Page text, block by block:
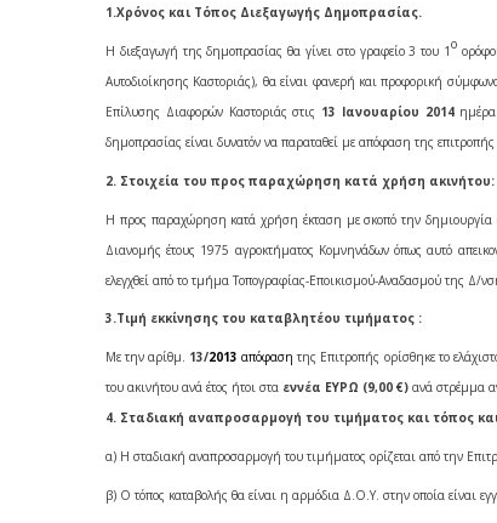
1.Χρόνος και Τόπος Διεξαγωγής Δημοπρασίας.
Η διεξαγωγή της δημοπρασίας θα γίνει στο γραφείο 3 του 1ο
Αυτοδιοίκησης Καστοριάς), θα είναι φανερή και προφορική
Επίλυσης Διαφορών Καστοριάς στις 13 Ιανουαρίου 2014 ημέρα
δημοπρασίας είναι δυνατόν να παραταθεί με απόφαση της
2. Στοιχεία του προς παραχώρηση κατά χρήση ακινήτου:
Η προς παραχώρηση κατά χρήση έκταση με σκοπό την
Διανομής έτους 1975 αγροκτήματος Κομνηνάδωνόπως αυτό
ελεγχθεί από το τμήμα Τοπογραφίας-Εποικισμού-Αναδασμού της Δ/
3.Τιμή εκκίνησης του καταβλητέου τιμήματος :
Με την αρίθμ. 13/2013 απόφαση της Επιτροπής ορίσθηκε το
του ακινήτου ανά έτος ήτοι στα εννέα ΕΥΡΩ (9,00 €) ανά στρέμμα
4. Σταδιακή αναπροσαρμογή του τιμήματος και τόπος
α) Η σταδιακή αναπροσαρμογή του τιμήματος ορίζεται από την
β) Ο τόπος καταβολής θα είναι η αρμόδια Δ.Ο.Υ. στην οποία είναι